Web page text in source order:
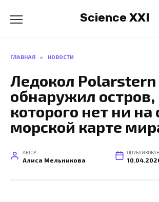
содержанию
Science XXI
ГЛАВНАЯ » НОВОСТИ
Ледокол Polarstern
обнаружил остров,
которого нет ни на
морской карте
АВТОР
Алиса Мельникова